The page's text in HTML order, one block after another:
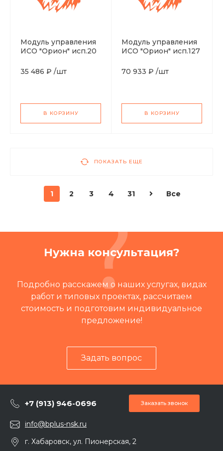
Модуль управления
ИСО "Орион" исп.20
35 486 ₽ /шт
В КОРЗИНУ
Модуль управления
ИСО "Орион" исп.127
70 933 ₽ /шт
В КОРЗИНУ
ПОКАЗАТЬ ЕЩЕ
1 2 3 4 31 Все
Нужна консультация?
Подробно расскажем о наших услугах, видах
работ и типовых проектах, рассчитаем
стоимость и подготовим индивидуальное
предложение!
Задать вопрос
+7 (913) 946-0696 Заказать звонок
info@bplus-nsk.ru
г. Хабаровск, ул. Пионерская, 2